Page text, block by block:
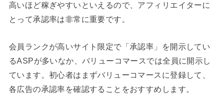
高いほど稼ぎやすいといえるので、アフィリエイターに
とって承認率は非常に重要です。
会員ランクが高いサイト限定で「承認率」を開示してい
るASPが多いなか、バリューコマースでは全員に開示し
ています。初心者はまずバリューコマースに登録して、
各広告の承認率を確認することをおすすめします。